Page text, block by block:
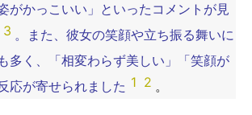
がかっこいい」といったコメントが見
3 。また、彼女の笑顔や立ち振る舞いに
多く、「相変わらず美しい」「笑顔が
応が寄せられました 1 2 。